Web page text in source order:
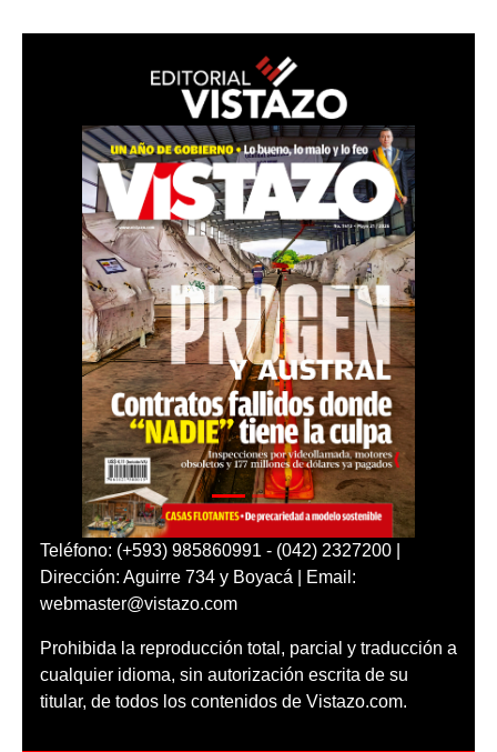
Teléfono: (+593) 985860991 - (042) 2327200 |
Dirección: Aguirre 734 y Boyacá | Email:
webmaster@vistazo.com
Prohibida la reproducción total, parcial y traducción a
cualquier idioma, sin autorización escrita de su
titular, de todos los contenidos de Vistazo.com.